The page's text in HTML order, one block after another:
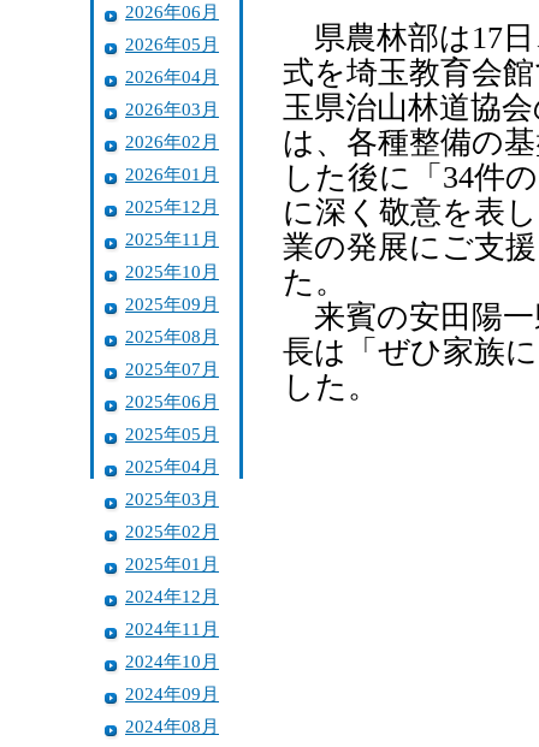
2026年06月
2026年05月
2026年04月
2026年03月
2026年02月
2026年01月
2025年12月
2025年11月
2025年10月
2025年09月
2025年08月
2025年07月
2025年06月
2025年05月
2025年04月
2025年03月
2025年02月
2025年01月
2024年12月
2024年11月
2024年10月
2024年09月
2024年08月
県農林部は17日
式を埼玉教育会
玉県治山林道協
は、各種整備の
した後に「34件
に深く敬意を表
業の発展にご支
た。
来賓の安田陽一
長は「ぜひ家族
した。